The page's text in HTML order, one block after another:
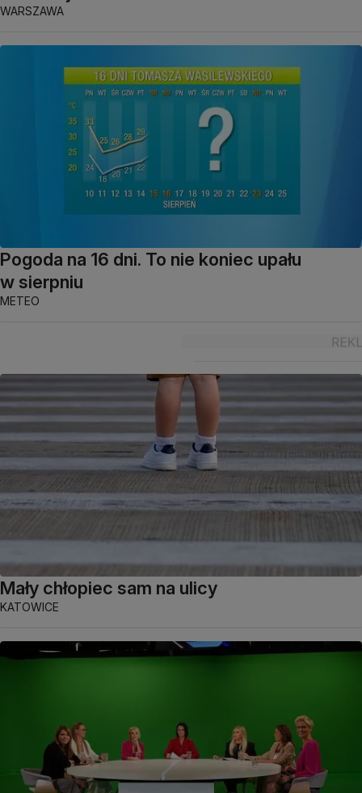
WARSZAWA
Pogoda na 16 dni. To nie koniec upału
w sierpniu
METEO
Mały chłopiec sam na ulicy
KATOWICE